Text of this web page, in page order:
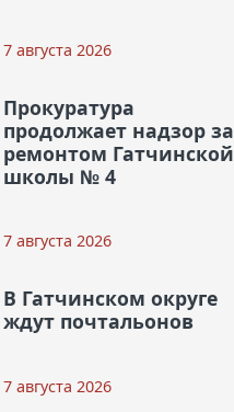
7 августа 2026
Прокуратура
продолжает надзор за
ремонтом Гатчинской
школы № 4
7 августа 2026
В Гатчинском округе
ждут почтальонов
7 августа 2026